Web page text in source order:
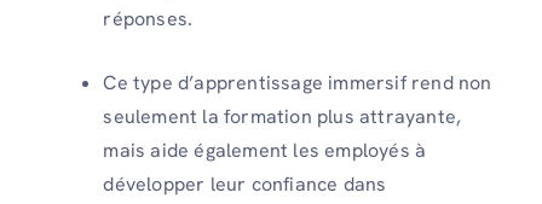
réponses.
Ce type d’apprentissage immersif rend non
seulement la formation plus attrayante,
mais aide également les employés à
développer leur confiance dans